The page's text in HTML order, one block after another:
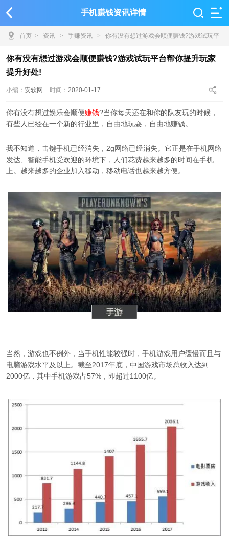
手机赚钱资讯详情
首页 > 资讯 > 手赚资讯 > 你有没有想过游戏会顺便赚钱?游戏试玩平
台帮你提升玩家提升好处!
你有没有想过游戏会顺便赚钱?游戏试玩平台帮你提升玩家
提升好处!
小编： 安软网 时间： 2020-01-17
你有没有想过娱乐会顺便赚钱?当你每天还在和你的队友玩的时候，
有些人已经在一个新的行业里，自由地玩耍，自由地赚钱。
我不知道，击键手机已经消失，2g网络已经消失。它正是在手机网络
发达、智能手机受欢迎的环境下，人们花费越来越多的时间在手机
上。越来越多的企业加入移动，移动电话也越来越方便。
当然，游戏也不例外，当手机性能较强时，手机游戏用户缓慢而且与
电脑游戏水平及以上。截至2017年底，中国游戏市场总收入达到
2000亿，其中手机游戏占57%，即超过1100亿。